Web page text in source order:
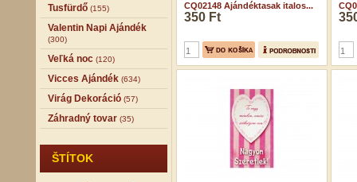
Tusfürdő (155)
Valentin Napi Ajándék
(300)
Veľká noc (120)
Vicces Ajándék (634)
Virág Dekoráció (57)
Záhradný tovar (35)
ŠTÍTOK
CQ02148 Ajándéktasak italos...
350 Ft